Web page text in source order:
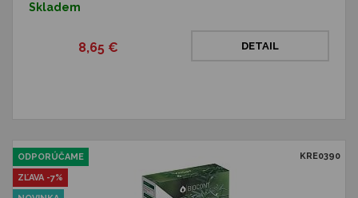
Skladem
8,65 € DETAIL
KRE0390
ODPORÚČAME
ZĽAVA -7%